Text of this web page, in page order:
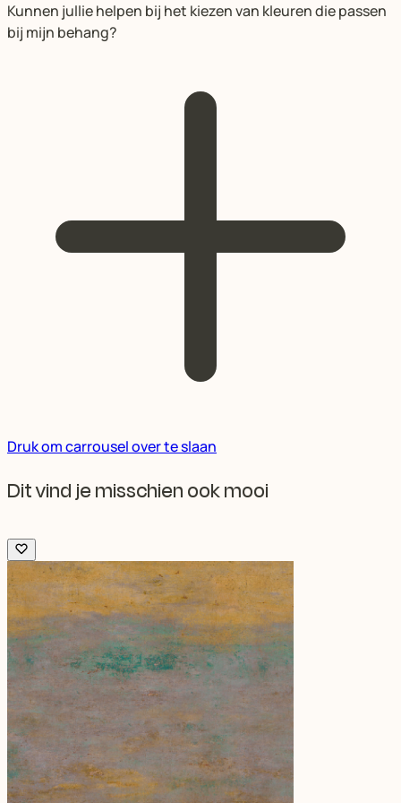
Kunnen jullie helpen bij het kiezen van kleuren die passen
bij mijn behang?
Druk om carrousel over te slaan
Dit vind je misschien ook mooi